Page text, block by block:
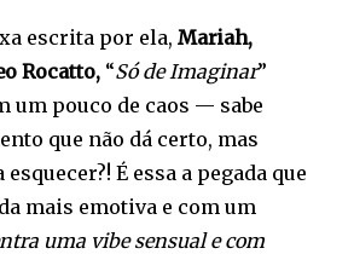
escrita por ela, Mariah,
Rocatto, “Só de Imaginar”
um pouco de caos — sabe
que não dá certo, mas
É essa a pegada que
mais emotiva e com um
uma vibe sensual e com